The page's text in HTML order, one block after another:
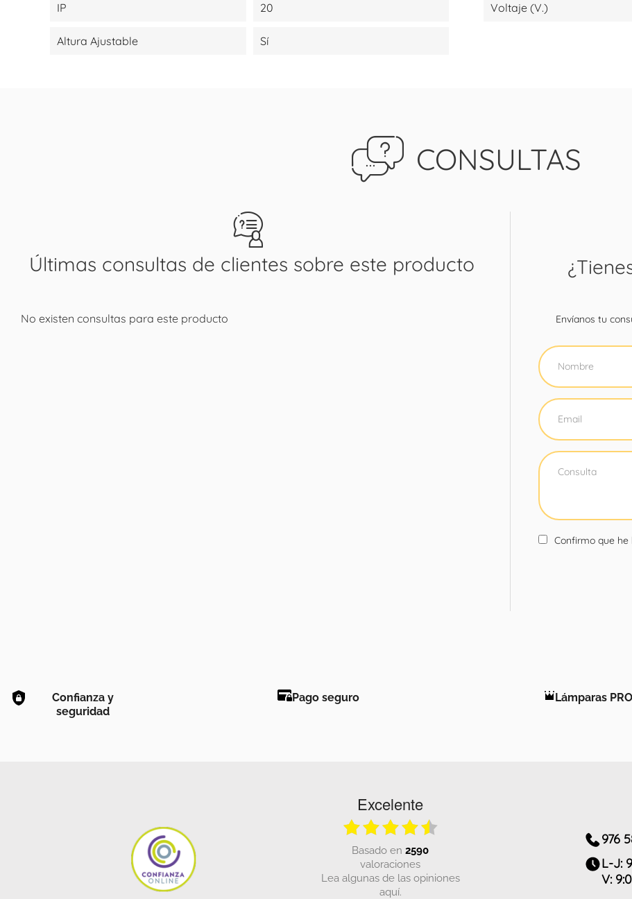
IP 20 Voltaje (V.)
Altura Ajustable Sí
CONSULTAS
Últimas consultas de clientes sobre este producto
No existen consultas para este producto Envíanos tu
Confirmo que
Confianza y
seguridad
Pago seguro Lámparas PRO
Excelente
basado en 2590
valoraciones
Lea algunas de las opiniones
aquí.
976
L-J:
V: